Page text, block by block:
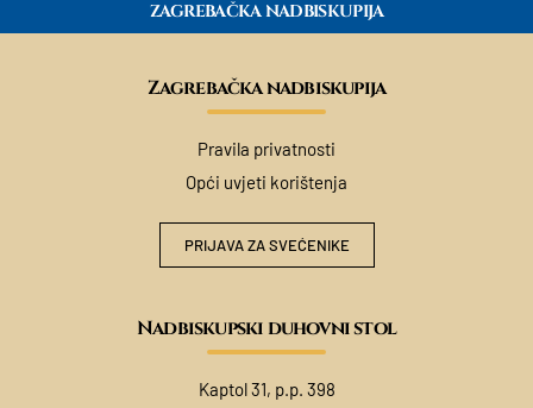
ZAGREBAČKA NADBISKUPIJA
Zagrebačka nadbiskupija
Pravila privatnosti
Opći uvjeti korištenja
PRIJAVA ZA SVEĆENIKE
Nadbiskupski duhovni stol
Kaptol 31, p.p. 398